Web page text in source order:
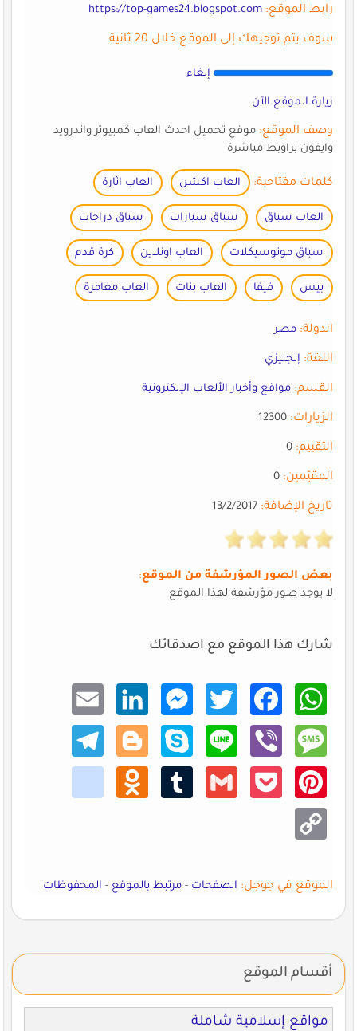
رابط الموقع: https://top-games24.blogspot.com
سوف يتم توجيهك إلى الموقع خلال 20 ثانية
إلغاء
زيارة الموقع الآن
وصف الموقع:موقع تحميل احدث العاب كمبيوتر واندرويد
وايفون براوبط مباشرة
كلمات مفتاحية: العاب اكشن العاب اثارة
العاب سباق سباق سيارات سباق دراجات
سباق موتوسيكلات العاب اونلاين كرة قدم
بيس فيفا العاب بنات العاب مغامرة
الدولة: مصر
اللغة: إنجليزي
القسم: مواقع وأخبار الألعاب الإلكترونية
الزيارات:12300
التقييم:0
المقيّمين:0
تاريخ الإضافة:13/2/2017
بعض الصور المؤرشفة من الموقع:
لا يوجد صور مؤرشفة لهذا الموقع
شارك هذا الموقع مع اصدقائك
What
sApp
Faceb
ook
Twitt
er
Mess
enger
Linke
dIn
Email
Mess
age
Viber
Line
Skype
Blogg
er
Teleg
ram
Pinte
rest
Pocke
Gmail
Tumb
Odno
klass
niki
Copy
Link
الموقع في جوجل: الصفحات-مرتبط بالموقع-المحفوظات
أقسام الموقع
مواقع إسلامية شاملة